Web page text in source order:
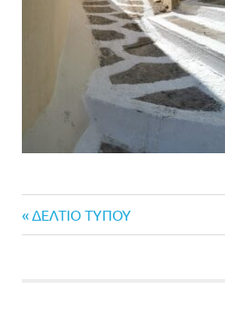
Πλοήγηση
Previous
Post:
ΔΕΛΤΙΟ ΤΥΠΟΥ